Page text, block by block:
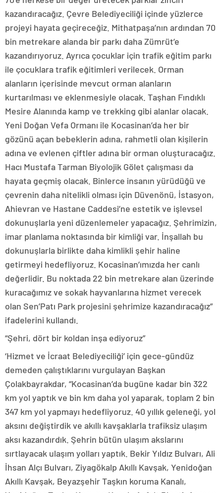
kazandıracağız. Çevre Belediyeciliği içinde yüzlerce
projeyi hayata geçireceğiz. Mithatpaşa’nın ardından 70
bin metrekare alanda bir parkı daha Zümrüt’e
kazandırıyoruz. Ayrıca çocuklar için trafik eğitim parkı
ile çocuklara trafik eğitimleri verilecek. Orman
alanların içerisinde mevcut orman alanların
kurtarılması ve eklenmesiyle olacak. Taşhan Fındıklı
Mesire Alanında kamp ve trekking gibi alanlar olacak.
Yeni Doğan Vefa Ormanı ile Kocasinan’da her bir
gözünü açan bebeklerin adına, rahmetli olan kişilerin
adına ve evlenen çiftler adına bir orman oluşturacağız.
Hacı Mustafa Tarman Biyolojik Gölet çalışması da
hayata geçmiş olacak. Binlerce insanın yürüdüğü ve
çevrenin daha nitelikli olması için Düvenönü, İstasyon,
Ahievran ve Hastane Caddesi’ne estetik ve işlevsel
dokunuşlarla yeni düzenlemeler yapacağız. Şehrimizin,
imar planlama noktasında bir kimliği var. İnşallah bu
dokunuşlarla birlikte daha kimlikli şehir haline
getirmeyi hedefliyoruz. Kocasinan’ımızda her canlı
değerlidir. Bu noktada 22 bin metrekare alan üzerinde
kuracağımız ve sokak hayvanlarına hizmet verecek
olan Sen’Patı Park projesini şehrimize kazandıracağız”
ifadelerini kullandı.
“Şehri, dört bir koldan inşa ediyoruz”
‘Hizmet ve İcraat Belediyeciliği’ için gece-gündüz
demeden çalıştıklarını vurgulayan Başkan
Çolakbayrakdar, “Kocasinan’da bugüne kadar bin 322
km yol yaptık ve bin km daha yol yaparak, toplam 2 bin
347 km yol yapmayı hedefliyoruz. 40 yıllık geleneği, yol
aksını değiştirdik ve akıllı kavşaklarla trafiksiz ulaşım
aksı kazandırdık. Şehrin bütün ulaşım akslarını
sırtlayacak ulaşım yolları yaptık. Bekir Yıldız Bulvarı, Ali
İhsan Alçı Bulvarı, Ziyagökalp Akıllı Kavşak, Yenidoğan
Akıllı Kavşak, Beyazşehir Taşkın koruma Kanalı,